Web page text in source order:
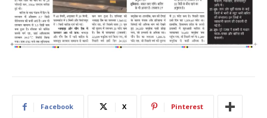
Facebook X Pinterest